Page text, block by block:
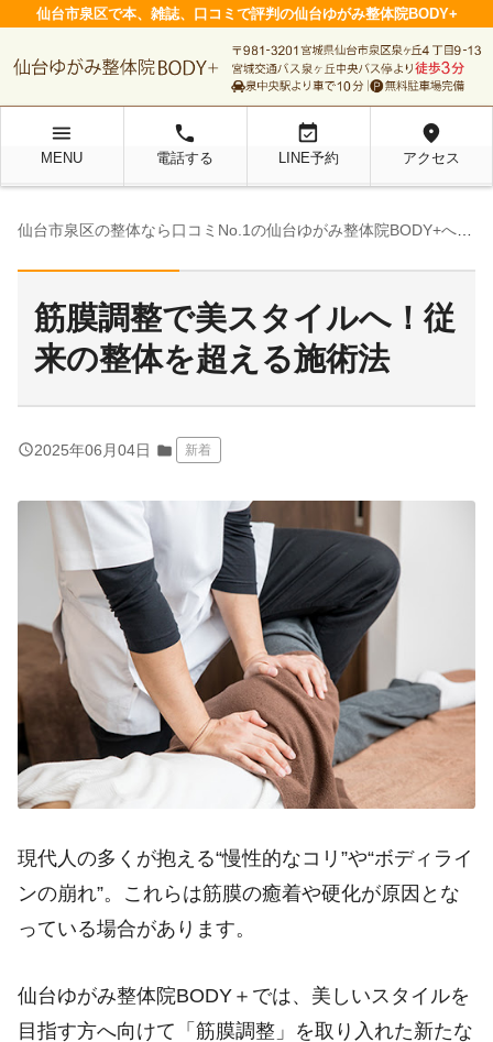
仙台市泉区で本、雑誌、口コミで評判の仙台ゆがみ整体院BODY+
menu
MENU
local_phone
電話する
event_available
LINE予約
location_on
アクセス
仙台市泉区の整体なら口コミNo.1の仙台ゆがみ整体院BODY+へ
筋膜調整で美スタイルへ！従
来の整体を超える施術法
query_builder2025年06月04日 folder 新着
現代人の多くが抱える“慢性的なコリ”や“ボディライ
ンの崩れ”。これらは筋膜の癒着や硬化が原因とな
っている場合があります。
仙台ゆがみ整体院BODY＋では、美しいスタイルを
目指す方へ向けて「筋膜調整」を取り入れた新たな